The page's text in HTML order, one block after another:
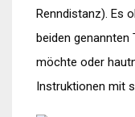
Renndistanz). Es
beiden genannten
möchte oder
Instruktionen mit